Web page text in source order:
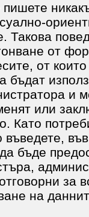
Такова
от
от
бъдат
и
или
Като
бъде
за
на